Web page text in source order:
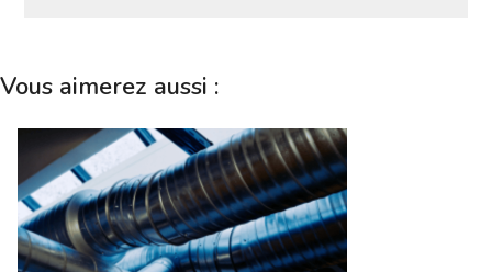
Vous aimerez aussi :